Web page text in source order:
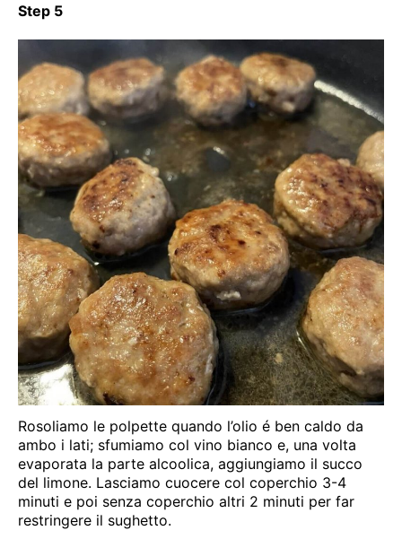
Step 5
Rosoliamo le polpette quando l’olio é ben caldo da
ambo i lati; sfumiamo col vino bianco e, una volta
evaporata la parte alcoolica, aggiungiamo il succo
del limone. Lasciamo cuocere col coperchio 3-4
minuti e poi senza coperchio altri 2 minuti per far
restringere il sughetto.